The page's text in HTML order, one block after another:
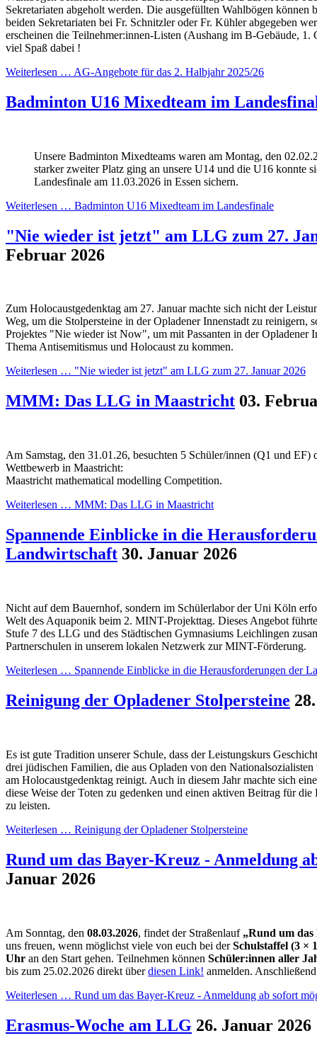
Sekretariaten abgeholt werden. Die ausgefüllten Wahlbögen können
beiden Sekretariaten bei Fr. Schnitzler oder Fr. Kühler abgegeben
erscheinen die Teilnehmer:innen-Listen (Aushang im B-Gebäude,
viel Spaß dabei !
Weiterlesen … AG-Angebote für das 2. Halbjahr 2025/26
Badminton U16 Mixedteam im
Unsere Badminton Mixedteams waren am Montag, den
starker zweiter Platz ging an unsere U14 und die U16 konnte
Landesfinale am 11.03.2026 in Essen sichern.
Weiterlesen … Badminton U16 Mixedteam im Landesfinale
"Nie wieder ist jetzt" am LLG zum 27.
Februar 2026
Zum Holocaustgedenktag am 27. Januar machte sich nicht der
Weg, um die Stolpersteine in der Opladener Innenstadt zu reinigern,
Projektes "Nie wieder ist Now", um mit Passanten in der Opladener
Thema Antisemitismus und Holocaust zu kommen.
Weiterlesen … "Nie wieder ist jetzt" am LLG zum 27. Januar 2026
MMM: Das LLG in Maastricht 03.
Am Samstag, den 31.01.26, besuchten 5 Schüler/innen (Q1 und EF)
Wettbewerb in Maastricht:
Maastricht mathematical modelling Competition.
Weiterlesen … MMM: Das LLG in Maastricht
Spannende Einblicke in die
Landwirtschaft 30. Januar 2026
Nicht auf dem Bauernhof, sondern im Schülerlabor der Uni Köln
Welt des Aquaponik beim 2. MINT-Projekttag. Dieses Angebot
Stufe 7 des LLG und des Städtischen Gymnasiums Leichlingen
Partnerschulen in unserem lokalen Netzwerk zur MINT-Förderung.
Weiterlesen … Spannende Einblicke in die Herausforderungen der
Reinigung der Opladener Stolpersteine
Es ist gute Tradition unserer Schule, dass der Leistungskurs
drei jüdischen Familien, die aus Opladen von den
am Holocaustgedenktag reinigt. Auch in diesem Jahr machte sich
diese Weise der Toten zu gedenken und einen aktiven Beitrag für
zu leisten.
Weiterlesen … Reinigung der Opladener Stolpersteine
Rund um das Bayer-Kreuz - Anmeldung
Januar 2026
Am Sonntag, den 08.03.2026, findet der Straßenlauf „Rund um
uns freuen, wenn möglichst viele von euch bei derSchulstaffel (3 ×
Uhr an den Start gehen. Teilnehmen können Schüler:innen aller
bis zum 25.02.2026 direkt überdiesen Link! anmelden.
Weiterlesen … Rund um das Bayer-Kreuz - Anmeldung ab sofort
Erasmus-Woche am LLG 26. Januar 2026